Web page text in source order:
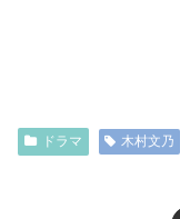
ドラマ 木村文乃